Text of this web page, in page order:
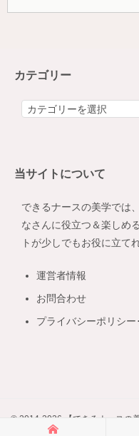
カテゴリー
カ
ー
当サイトについて
できるナースの美学では
なさんに役立つ＆楽しめ
トが少しでもお役に立て
運営者情報
お問合わせ
プライバシーポリシー
© 2014-2026 【できるナースの